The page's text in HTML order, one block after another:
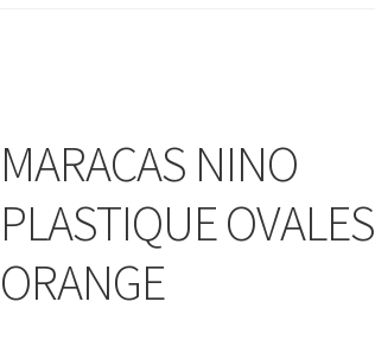
MARACAS NINO
PLASTIQUE OVALES
ORANGE